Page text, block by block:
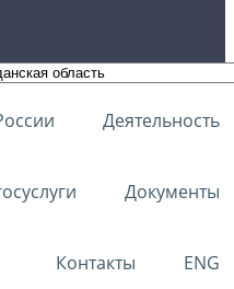
Деятельность
Документы
Контакты ENG